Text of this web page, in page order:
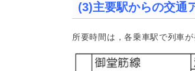
(3)主要駅からの交通
所要時間は，各乗車駅で列車